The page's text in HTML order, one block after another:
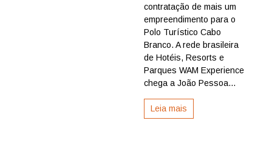
Turístico
Cabo
Branco
com
investimento
de
R$
480
contratação de mais um
empreendimento para o
Polo Turístico Cabo
Branco. A rede brasileira
de Hotéis, Resorts e
Parques WAM Experience
chega a João Pessoa...
Leia mais